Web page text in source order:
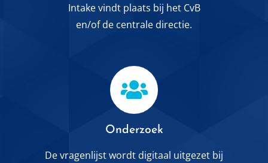
Intake vindt plaats bij het CvB
en/of de centrale directie.
Onderzoek
De vragenlijst wordt digitaal uitgezet bij